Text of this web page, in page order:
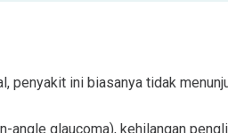
penyakit ini biasanya tidak
glaucoma), kehilangan